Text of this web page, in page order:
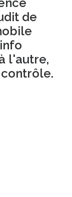
de
l'autre,